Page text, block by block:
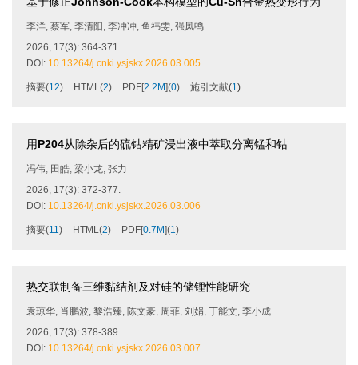
李洋 蔡军 李清阳 李冲冲 鱼祎雯 强凤鸣
2026, 17(3): 364-371.
DOI: 10.13264/j.cnki.ysjskx.2026.03.005
摘要(12) HTML (2) PDF[2.2M](0) 施引文献(1 )
用P204从除杂后的硫钴精矿浸出液中萃取分离锰和钴
冯伟 田皓 梁小龙 张力
2026, 17(3): 372-377.
DOI: 10.13264/j.cnki.ysjskx.2026.03.006
摘要(11 ) HTML (2) PDF[0.7M](1 )
热交联制备三维黏结剂及对硅的储锂性能研究
袁琼华 肖鹏波 黎浩臻 陈文豪 周菲 刘娟 丁能文 李小成
2026, 17(3): 378-389.
DOI: 10.13264/j.cnki.ysjskx.2026.03.007